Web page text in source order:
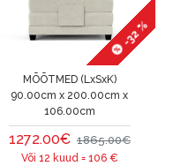
-32 %
MÕÕTMED (LxSxK)
90.00cm x 200.00cm x
106.00cm
1272.00€ 1865.00€
Või 12 kuud = 106€